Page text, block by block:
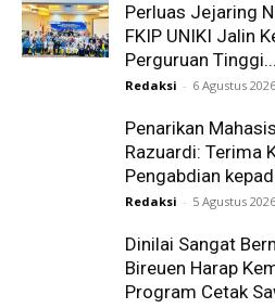
Perluas Jejaring
FKIP UNIKI Jalin
Perguruan Tinggi...
Redaksi - 6 Agustus 2026
Penarikan
Razuardi: Terima
Pengabdian
Redaksi - 5 Agustus 2026
Dinilai Sangat
Bireuen Harap
Program Cetak